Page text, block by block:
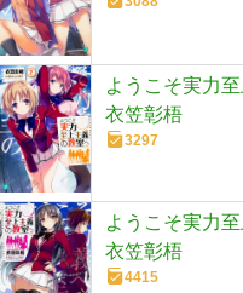
ようこそ実力
衣笠彰梧
3297
ようこそ実力
衣笠彰梧
4415